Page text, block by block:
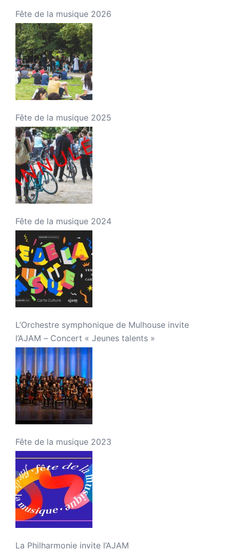
Fête de la musique 2026
Fête de la musique 2025
Fête de la musique 2024
L’Orchestre symphonique de Mulhouse invite
l’AJAM – Concert « Jeunes talents »
Fête de la musique 2023
La Philharmonie invite l’AJAM